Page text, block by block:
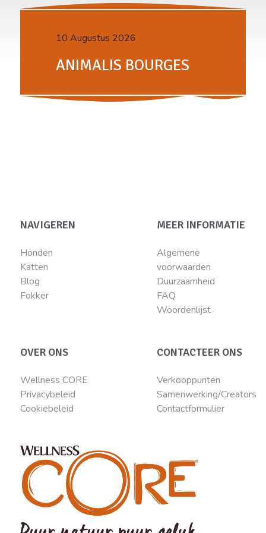
10 Augustus 2026
ANIMALIS BOURGES
NAVIGEREN
Honden
Katten
Blog
Fokker
MEER INFORMATIE
Algemene
voorwaarden
Duurzaamheid
FAQ
Woordenlijst
OVER ONS
Wellness CORE
Privacybeleid
Cookiebeleid
CONTACTEER ONS
Verkooppunten
Samenwerking/Creators
Contactformulier